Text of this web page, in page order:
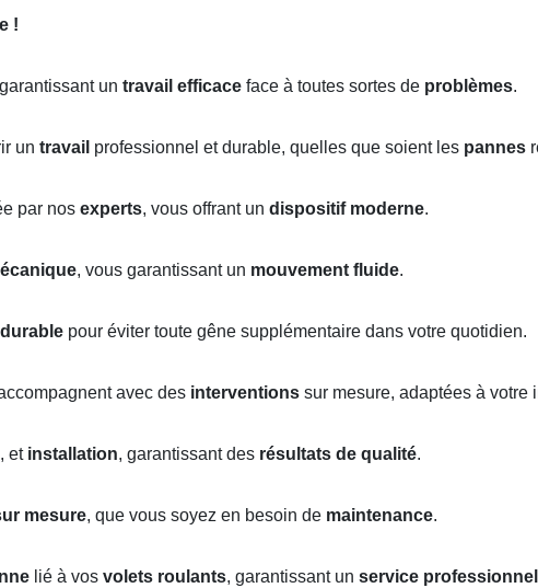
!
un travail efficace face à toutes sortes de problèmes.
un travail professionnel et durable, quelles que soient les pannes
par nos experts, vous offrant un dispositif moderne.
, vous garantissant un mouvement fluide.
pour éviter toute gêne supplémentaire dans votre quotidien.
avec des interventions sur mesure, adaptées à votre
, et installation, garantissant des résultats de qualité.
mesure, que vous soyez en besoin de maintenance.
lié à vos volets roulants, garantissant un service professionnel